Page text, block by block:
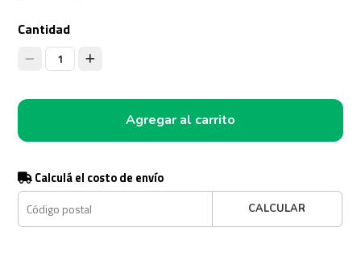
Cantidad
1
Agregar al carrito
Calculá el costo de envío
CALCULAR